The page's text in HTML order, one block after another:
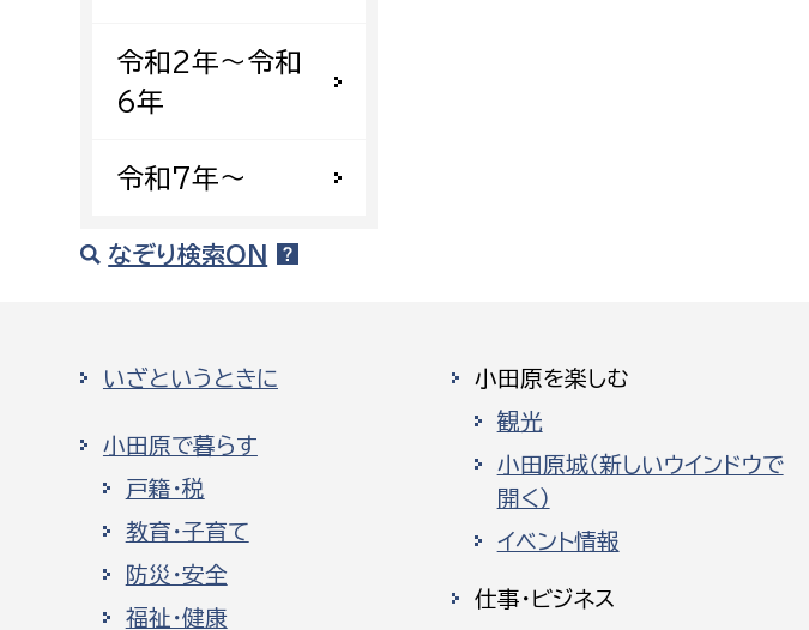
令和2年〜令和
6年
令和7年〜
なぞり検索ON
いざというときに
小田原で暮らす
戸籍・税
教育・子育て
防災・安全
福祉・健康
小田原を楽しむ
観光
小田原城（新しいウインドウで
開く）
イベント情報
仕事・ビジネス